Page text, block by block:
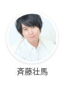
斉藤壮馬